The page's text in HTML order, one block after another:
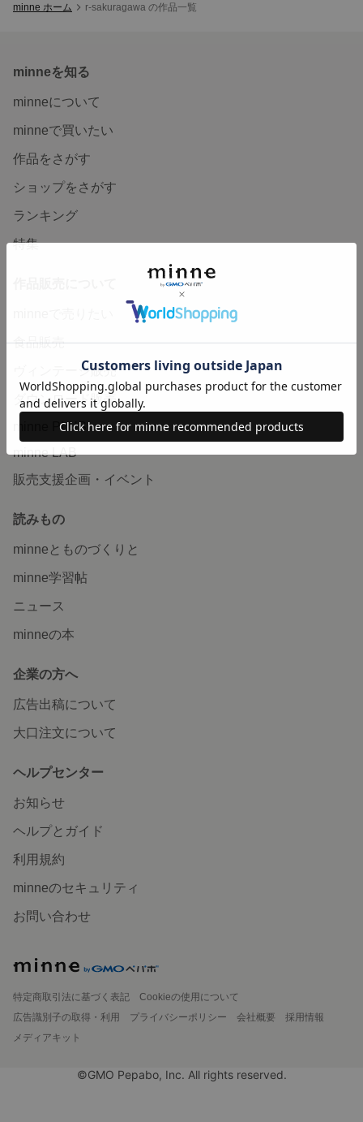
minne ホーム r-sakuragawa の作品一覧
minneを知る
minneについて
minneで買いたい
作品をさがす
ショップをさがす
ランキング
特集
食品販売
ヴィンテージ販売
ダウンロード販売
minne PLUS
minne LAB
販売支援企画・イベント
読みもの
minneとものづくりと
minne学習帖
ニュース
minneの本
企業の方へ
広告出稿について
大口注文について
ヘルプセンター
お知らせ
ヘルプとガイド
利用規約
minneのセキュリティ
お問い合わせ
特定商取引法に基づく表記
Cookieの使用について
広告識別子の取得・利用
プライバシーポリシー 会社概要
採用情報
メディアキット
©GMO Pepabo, Inc. All rights reserved.